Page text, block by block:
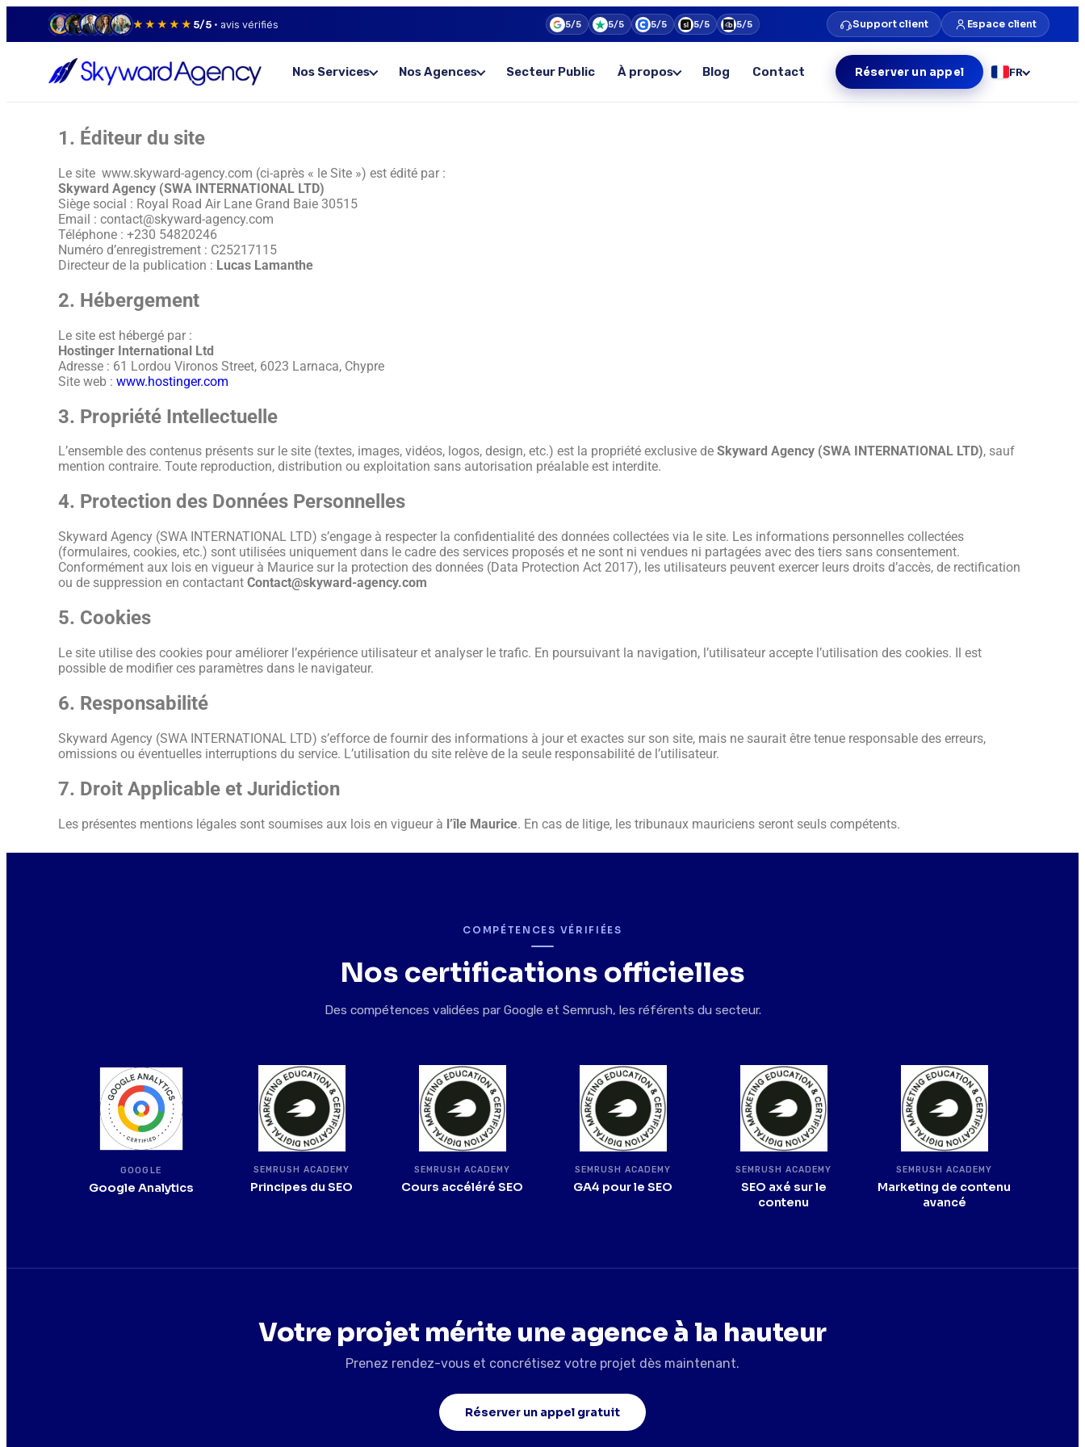
★★★★★ 5/5 · avis vérifiés 5/5 5/5 5/5 5/5 5/5 Support client Espace client
Nos Services Nos Agences Secteur Public À propos Blog Contact Réserver un appel FR
1. Éditeur du site
Le site www.skyward-agency.com (ci-après « le Site ») est édité par :
Skyward Agency (SWA INTERNATIONAL LTD)
Siège social : Royal Road Air Lane Grand Baie 30515
Email : contact@skyward-agency.com
Téléphone : +230 54820246
Numéro d’enregistrement : C25217115
Directeur de la publication : Lucas Lamanthe
2. Hébergement
Le site est hébergé par :
Hostinger International Ltd
Adresse : 61 Lordou Vironos Street, 6023 Larnaca, Chypre
Site web : www.hostinger.com
3. Propriété Intellectuelle
L’ensemble des contenus présents sur le site (textes, images, vidéos, logos, design, etc.) est la propriété exclusive de Skyward Agency (SWA INTERNATIONAL LTD), sauf
mention contraire. Toute reproduction, distribution ou exploitation sans autorisation préalable est interdite.
4. Protection des Données Personnelles
Skyward Agency (SWA INTERNATIONAL LTD) s’engage à respecter la confidentialité des données collectées via le site. Les informations personnelles collectées
(formulaires, cookies, etc.) sont utilisées uniquement dans le cadre des services proposés et ne sont ni vendues ni partagées avec des tiers sans consentement.
Conformément aux lois en vigueur à Maurice sur la protection des données (Data Protection Act 2017), les utilisateurs peuvent exercer leurs droits d’accès, de rectification
ou de suppression en contactant Contact@skyward-agency.com
5. Cookies
Le site utilise des cookies pour améliorer l’expérience utilisateur et analyser le trafic. En poursuivant la navigation, l’utilisateur accepte l’utilisation des cookies. Il est
possible de modifier ces paramètres dans le navigateur.
6. Responsabilité
Skyward Agency (SWA INTERNATIONAL LTD) s’efforce de fournir des informations à jour et exactes sur son site, mais ne saurait être tenue responsable des erreurs,
omissions ou éventuelles interruptions du service. L’utilisation du site relève de la seule responsabilité de l’utilisateur.
7. Droit Applicable et Juridiction
Les présentes mentions légales sont soumises aux lois en vigueur à l’île Maurice. En cas de litige, les tribunaux mauriciens seront seuls compétents.
COMPÉTENCES VÉRIFIÉES
Nos certifications officielles
Des compétences validées par Google et Semrush, les référents du secteur.
GOOGLE
Google Analytics
SEMRUSH ACADEMY
Principes du SEO
SEMRUSH ACADEMY
Cours accéléré SEO
SEMRUSH ACADEMY
GA4 pour le SEO
SEMRUSH ACADEMY
SEO axé sur le
contenu
SEMRUSH ACADEMY
Marketing de contenu
avancé
Votre projet mérite une agence à la hauteur
Prenez rendez-vous et concrétisez votre projet dès maintenant.
Réserver un appel gratuit